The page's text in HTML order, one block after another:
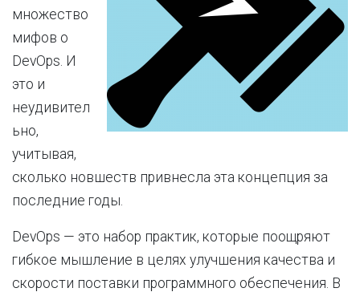
множество
мифов о
DevOps. И
это и
неудивител
ьно,
учитывая,
сколько новшеств привнесла эта концепция за
последние годы.
DevOps — это набор практик, которые поощряют
гибкое мышление в целях улучшения качества и
скорости поставки программного обеспечения. В